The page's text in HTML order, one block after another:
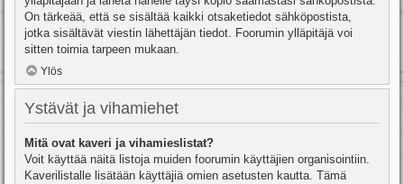
On tärkeää, että se sisältää kaikki otsaketiedot sähköpostista,
jotka sisältävät viestin lähettäjän tiedot. Foorumin ylläpitäjä voi
sitten toimia tarpeen mukaan.
Ylös
Ystävät ja vihamiehet
Mitä ovat kaveri ja vihamieslistat?
Voit käyttää näitä listoja muiden foorumin käyttäjien organisointiin.
Kaverilistalle lisätään käyttäjiä omien asetusten kautta. Tämä